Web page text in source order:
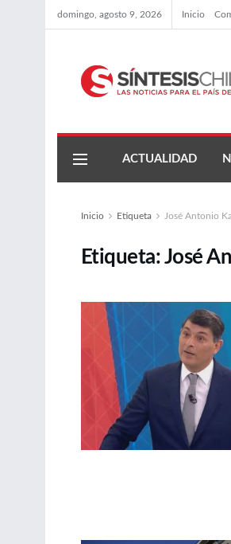
domingo, agosto 9, 2026 Inicio
ACTUALIDAD
Inicio Etiqueta José Antonio
Etiqueta:José